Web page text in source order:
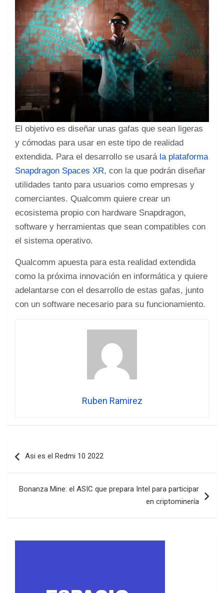
El objetivo es diseñar unas gafas que sean ligeras
y cómodas para usar en este tipo de realidad
extendida. Para el desarrollo se usará la plataforma
Snapdragon Spaces XR, con la que podrán diseñar
utilidades tanto para usuarios como empresas y
comerciantes. Qualcomm quiere crear un
ecosistema propio con hardware Snapdragon,
software y herramientas que sean compatibles con
el sistema operativo.
Qualcomm apuesta para esta realidad extendida
como la próxima innovación en informática y quiere
adelantarse con el desarrollo de estas gafas, junto
con un software necesario para su funcionamiento.
Ruben Ramirez
de
Asi es el Redmi 10 2022
Bonanza Mine: el ASIC que prepara Intel para participar
en criptominería